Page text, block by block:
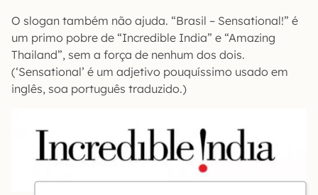
O slogan também não ajuda. “Brasil – Sensational!” é
um primo pobre de “Incredible India” e “Amazing
Thailand”, sem a força de nenhum dos dois.
(‘Sensational’ é um adjetivo pouquíssimo usado em
inglês, soa português traduzido.)